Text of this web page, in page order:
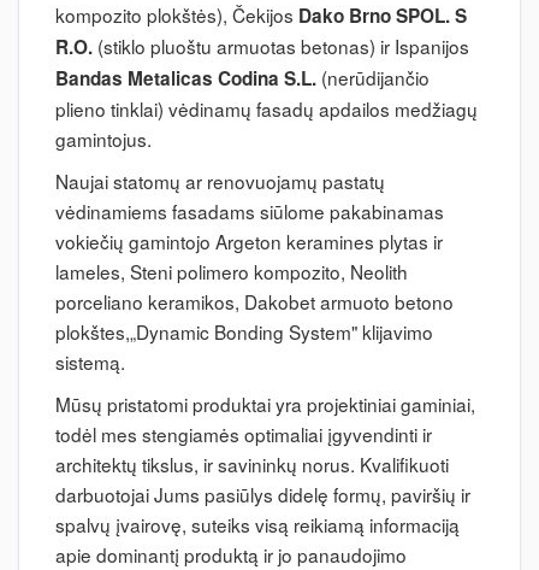
kompozito plokštės), Čekijos Dako Brno SPOL. S
R.O. (stiklo pluoštu armuotas betonas) ir Ispanijos
Bandas Metalicas Codina S.L. (nerūdijančio
plieno tinklai) vėdinamų fasadų apdailos medžiagų
gamintojus.
Naujai statomų ar renovuojamų pastatų
vėdinamiems fasadams siūlome pakabinamas
vokiečių gamintojo Argeton keramines plytas ir
lameles, Steni polimero kompozito, Neolith
porceliano keramikos, Dakobet armuoto betono
plokštes,„Dynamic Bonding System" klijavimo
sistemą.
Mūsų pristatomi produktai yra projektiniai gaminiai,
todėl mes stengiamės optimaliai įgyvendinti ir
architektų tikslus, ir savininkų norus. Kvalifikuoti
darbuotojai Jums pasiūlys didelę formų, paviršių ir
spalvų įvairovę, suteiks visą reikiamą informaciją
apie dominantį produktą ir jo panaudojimo